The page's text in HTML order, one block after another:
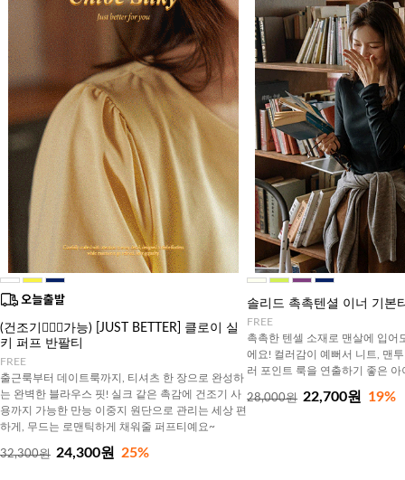
(건조기🙆🏻‍♀️가능) [JUST BETTER] 클로이 실
키 퍼프 반팔티
FREE
출근룩부터 데이트룩까지, 티셔츠 한 장으로 완성하
는 완벽한 블라우스 핏! 실크 같은 촉감에 건조기 사
용까지 가능한 만능 이중지 원단으로 관리는 세상 편
하게, 무드는 로맨틱하게 채워줄 퍼프티예요~
32,300원 24,300원 25%
솔리드 촉촉텐셜 이너 기본
FREE
촉촉한 텐셀 소재로 맨살에 입어
에요! 컬러감이 예뻐서 니트, 맨
러 포인트 룩을 연출하기 좋은
28,000원 22,700원 19%